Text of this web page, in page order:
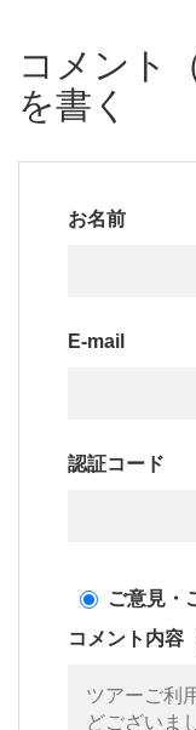
コメント
を書く
お名前
E-mail
認証コード
ご意見・
コメント内容